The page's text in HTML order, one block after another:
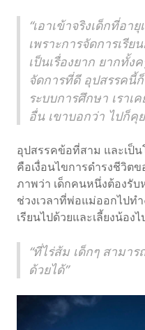
“เอาเข้าจริงเด็กที่อา
เพราะการจัดการเรี
เป็นเรื่องยาก ยากทั้ง
จัดการที่ดี อุปสรรคนี้
ระบบการศึกษา เราเ
อื่น เขาบอกว่า ไปก็คุย
อุปสรรคข้อที่สาม และเป็
คือเงื่อนไขการดำรงชีวิต
ภาพว่า เด็กคนหนึ่งต้องรับ
ช่วงเวลาที่พ่อแม่ออกไปท
เรียนไปด้วยและเลี้ยงน้อง
“ที่ไร่ส้ม เด็กๆ สามา
ด้วยได้”